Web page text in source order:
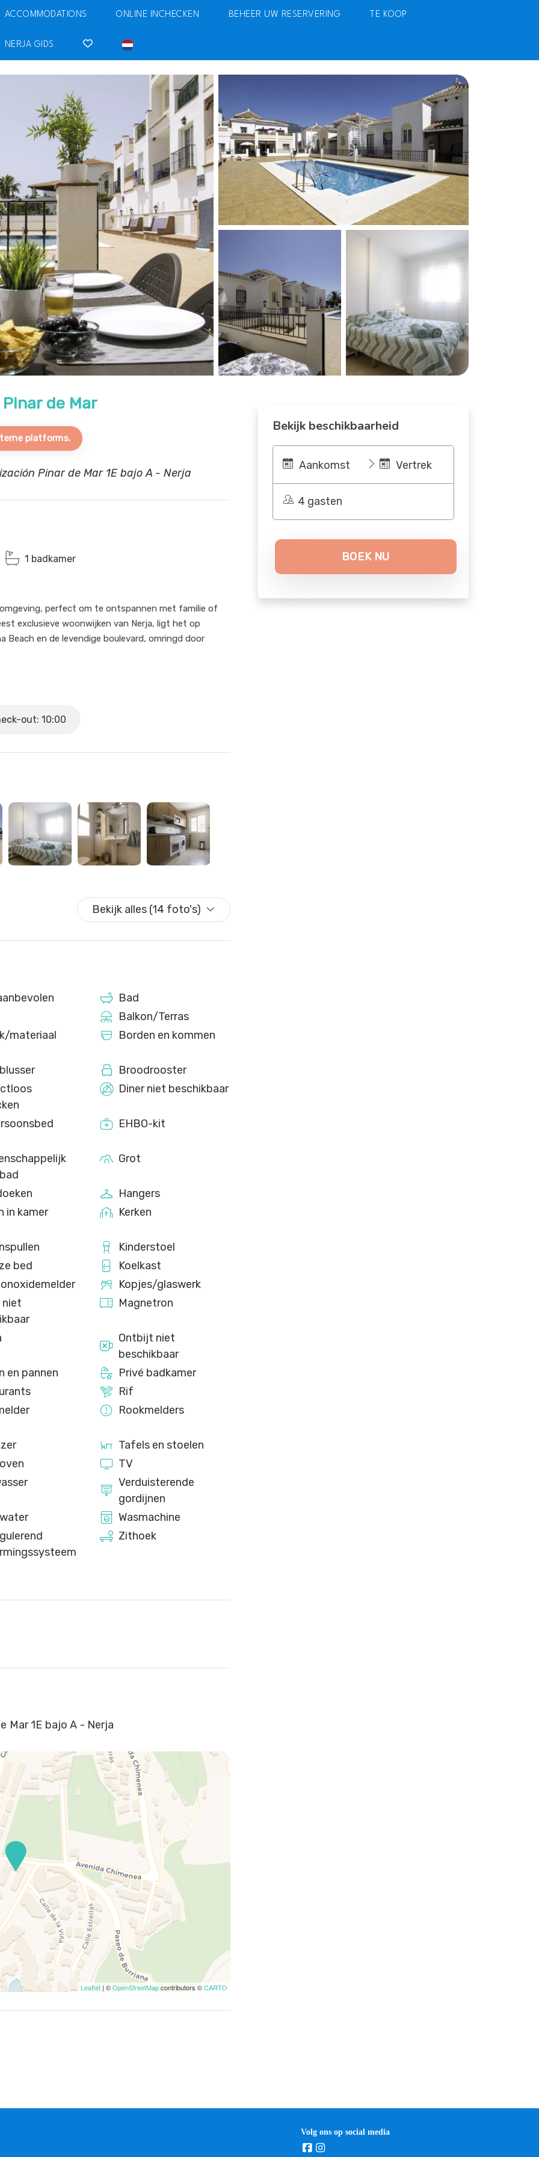
ACCOMMODATIONS ONLINE INCHECKEN BEHEER UW RESERVERING TE KOOP
NERJA GIDS
de Mar
platforms.
Pinar de Mar 1E bajo A - Nerja
1 badkamer
perfect om te ontspannen met familie of
exclusieve woonwijken van Nerja, ligt het op
Beach en de levendige boulevard, omringd door
slechts 4 treden), beschikt over 2 slaapkamers, 1
zwembad, ideaal om te genieten van
niet fysiek aanwezig zullen zijn, zijn wij beschikbaar
op zaterdag van 10:00 tot 14:00 uur. Op zon- en
lopen van het centrum bevindt, raden wij het
tot de accommodatie. Aankomsten zijn zelfstandig.
aanbieden tegen een extra kost.
out: 10:00
Bekijk alles (14 foto's)
Bad
Balkon/Terras
materiaal Borden en kommen
Broodrooster
Diner niet beschikbaar
EHBO-kit
Grot
Hangers
in kamer Kerken
Kinderstoel
bed
Koelkast
Kopjes/glaswerk
niet
Magnetron
Ontbijt niet
beschikbaar
en pannen
Privé badkamer
Rif
Rookmelders
Tafels en stoelen
TV
Verduisterende
gordijnen
Wasmachine
Zithoek
Mar 1E bajo A - Nerja
Leaflet | ©OpenStreetMapcontributors ©CARTO
Bekijk beschikbaarheid
Aankomst Vertrek
4 gasten
BOEK NU
Volg ons op social media